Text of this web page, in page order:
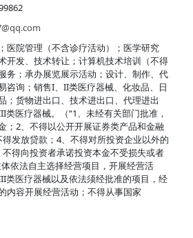
医院管理（不含诊疗活动）；医学研究
开发、技术转让；计算机技术培训（不得
务；承办展览展示活动；设计、制作、代
咨询；销售I、II类医疗器械、化妆品、日
；货物进出口、技术进出口、代理进出
类医疗器械。（“1、未经有关部门批准，
；2、不得以公开开展证券类产品和金融
发放贷款；4、不得对所投资企业以外的
得向投资者承诺投资本金不受损失或者
依法自主选择经营项目，开展经营活
类医疗器械以及依法须经批准的项目，经
内容开展经营活动；不得从事国家